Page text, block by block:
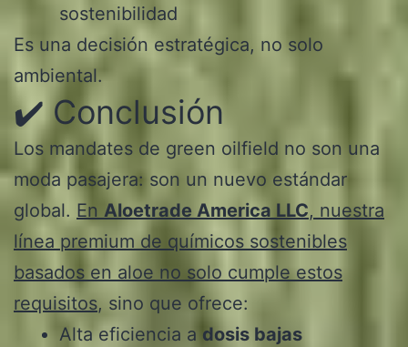
sostenibilidad
Es una decisión estratégica, no solo
ambiental.
✔️ Conclusión
Los mandates de green oilfield no son una
moda pasajera: son un nuevo estándar
global. En Aloetrade America LLC, nuestra
línea premium de químicos sostenibles
basados en aloe no solo cumple estos
requisitos, sino que ofrece:
Alta eficiencia a dosis bajas